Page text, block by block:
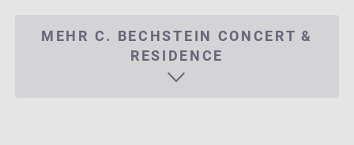
MEHR C. BECHSTEIN CONCERT &
RESIDENCE